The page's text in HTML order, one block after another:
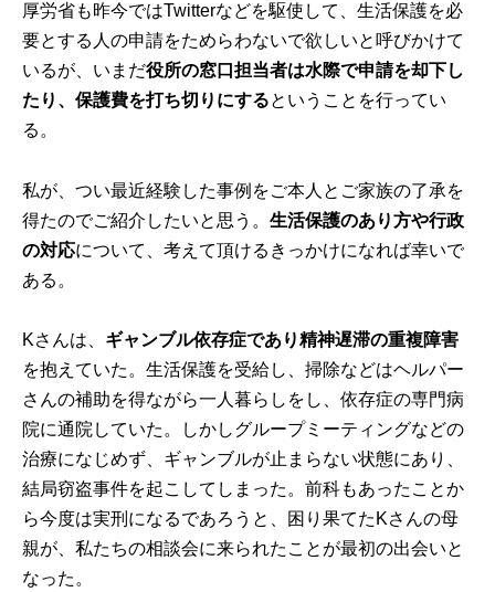
厚労省も昨今ではTwitterなどを駆使して、生活保護を必
要とする人の申請をためらわないで欲しいと呼びかけて
いるが、いまだ役所の窓口担当者は水際で申請を却下し
たり、保護費を打ち切りにするということを行ってい
る。
私が、つい最近経験した事例をご本人とご家族の了承を
得たのでご紹介したいと思う。生活保護のあり方や行政
の対応について、考えて頂けるきっかけになれば幸いで
ある。
Kさんは、 ギャンブル依存症であり精神遅滞の重複障害
を抱えていた。生活保護を受給し、掃除などはヘルパー
さんの補助を得ながら一人暮らしをし、依存症の専門病
院に通院していた。しかしグループミーティングなどの
治療になじめず、ギャンブルが止まらない状態にあり、
結局窃盗事件を起こしてしまった。前科もあったことか
ら今度は実刑になるであろうと、困り果てたKさんの母
親が、私たちの相談会に来られたことが最初の出会いと
なった。